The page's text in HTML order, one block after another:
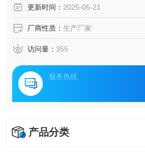
成为提升能源利用效率、保障用电安全
场景的能源保障体系。
更新时间： 2025-05-21
厂商性质： 生产厂家
访问量： 355
服务热线
产品分类